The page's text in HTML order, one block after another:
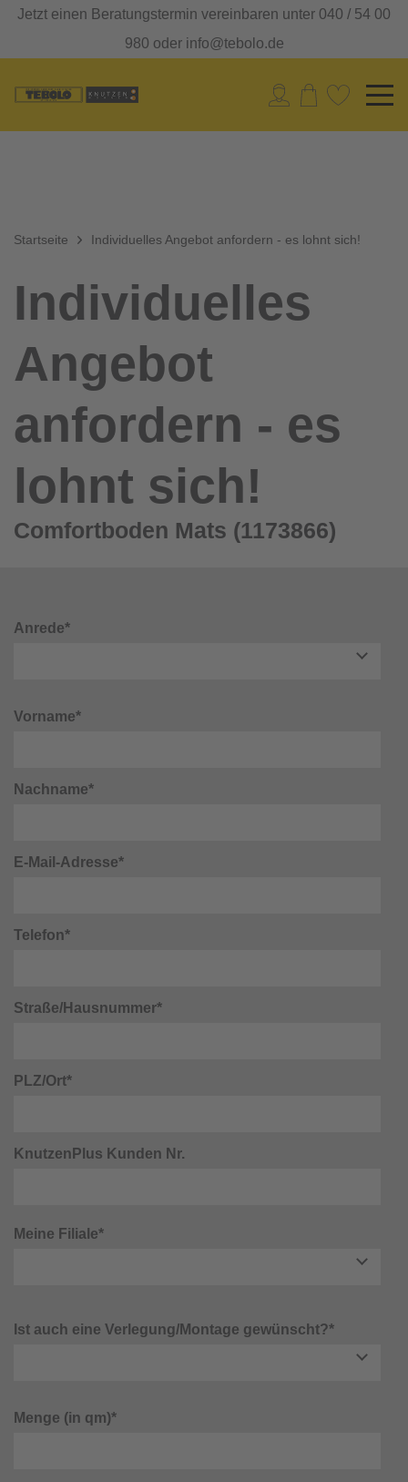
Jetzt einen Beratungstermin vereinbaren unter 040 / 54 00
980 oder info@tebolo.de
Startseite Individuelles Angebot anfordern - es lohnt sich!
Individuelles
Angebot
anfordern - es
lohnt sich!
Comfortboden Mats (1173866)
Anrede*
Vorname*
Nachname*
E-Mail-Adresse*
Telefon*
Straße/Hausnummer*
PLZ/Ort*
KnutzenPlus Kunden Nr.
Meine Filiale*
Ist auch eine Verlegung/Montage gewünscht?*
Menge (in qm)*